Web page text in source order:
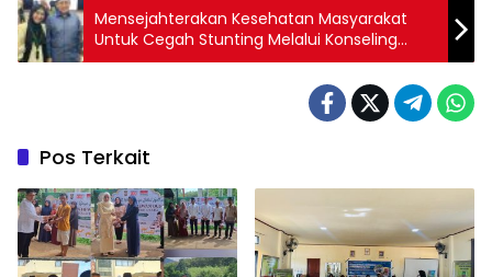
Mensejahterakan Kesehatan Masyarakat
Untuk Cegah Stunting Melalui Konseling
Pranikah
Pos Terkait